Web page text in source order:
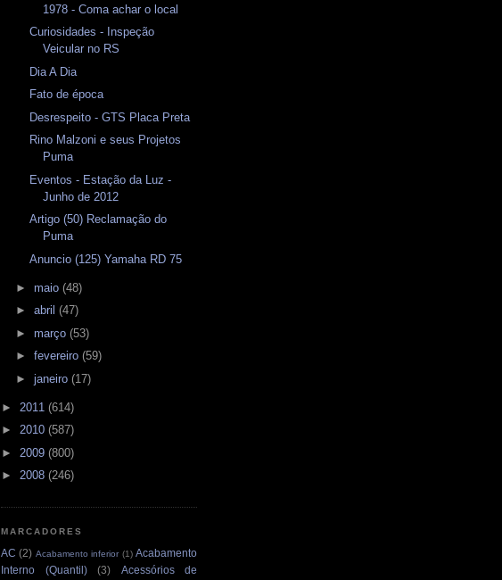
1978 - Coma achar o local
Curiosidades - Inspeção
Veicular no RS
Dia A Dia
Fato de época
Desrespeito - GTS Placa Preta
Rino Malzoni e seus Projetos
Puma
Eventos - Estação da Luz -
Junho de 2012
Artigo (50) Reclamação do
Puma
Anuncio (125) Yamaha RD 75
► maio (48)
► abril (47)
► março (53)
► fevereiro (59)
► janeiro (17)
► 2011 (614)
► 2010 (587)
► 2009 (800)
► 2008 (246)
MARCADORES
AC (2) Acabamento inferior (1) Acabamento
Interno (Quantil)
(3) Acessórios de